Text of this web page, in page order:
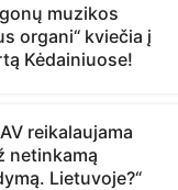
muzikos
organi“ kviečia į
Kėdainiuose!
reikalaujama
netinkamą
Lietuvoje?“